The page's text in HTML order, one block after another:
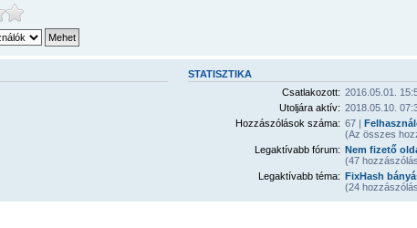
STATISZTIKA
Csatlakozott: 2016.05.01.
Utoljára aktív: 2018.05.10.
Hozzászólások száma: 67 |
(Az összes
Legaktívabb fórum: Nem fizető
(47
Legaktívabb téma: FixHash
(24